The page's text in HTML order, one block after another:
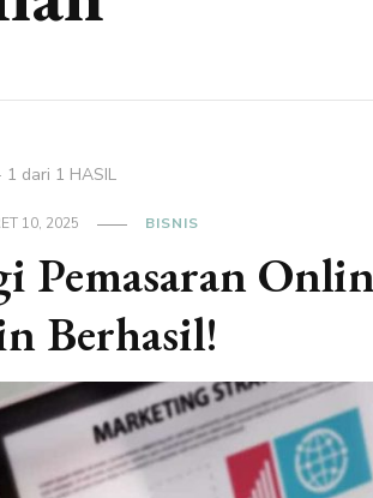
1 dari 1 HASIL
10, 2025 BISNIS
Pemasaran
Berhasil!